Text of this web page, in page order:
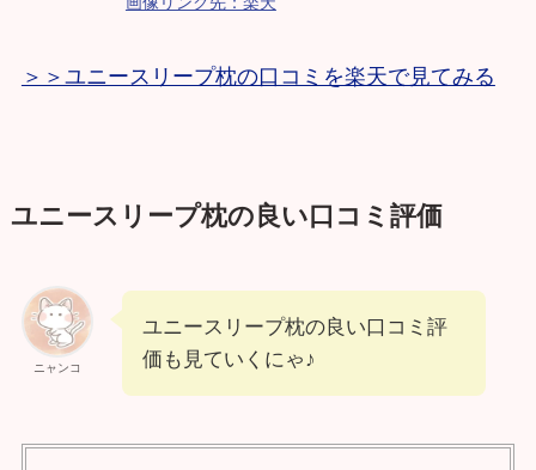
＞＞ユニースリープ枕の口コミを楽天で見てみる
ユニースリープ枕の良い口コミ評価
ニャンコ
ユニースリープ枕の良い口コミ評
価も見ていくにゃ♪